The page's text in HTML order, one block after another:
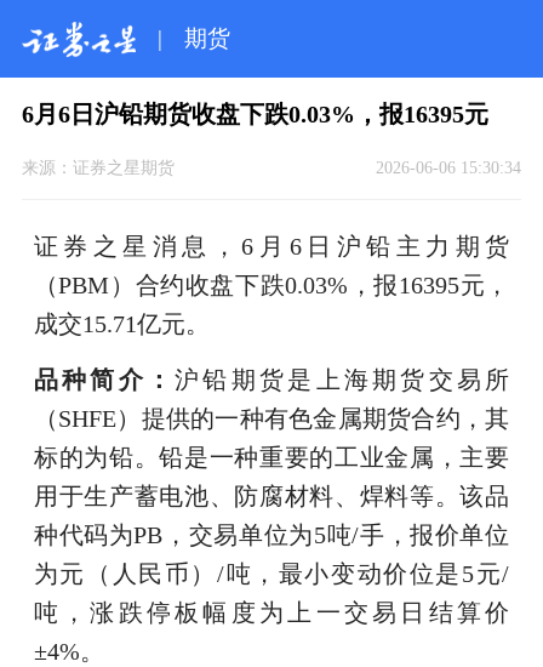
| 期货
6月6日沪铅期货收盘下跌0.03%，报16395元
来源： 证券之星期货 2026-06-06 15:30:34
证券之星消息，6月6日沪铅主力期货
（PBM）合约收盘下跌0.03%，报16395元，
成交15.71亿元。
品种简介：沪铅期货是上海期货交易所
（SHFE）提供的一种有色金属期货合约，其
标的为铅。铅是一种重要的工业金属，主要
用于生产蓄电池、防腐材料、焊料等。该品
种代码为PB，交易单位为5吨/手，报价单位
为元（人民币）/吨，最小变动价位是5元/
吨，涨跌停板幅度为上一交易日结算价
±4%。